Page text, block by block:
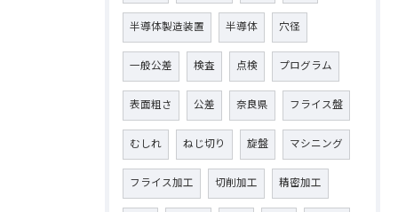
半導体製造装置 半導体 穴径
一般公差 検査 点検 プログラム
表面粗さ 公差 奈良県 フライス盤
むしれ ねじ切り 旋盤 マシニング
フライス加工 切削加工 精密加工